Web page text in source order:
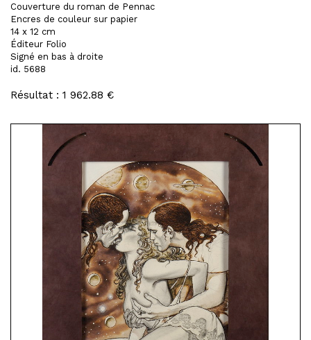
Couverture du roman de Pennac
Encres de couleur sur papier
14 x 12 cm
Éditeur Folio
Signé en bas à droite
id. 5688
Résultat : 1 962.88 €